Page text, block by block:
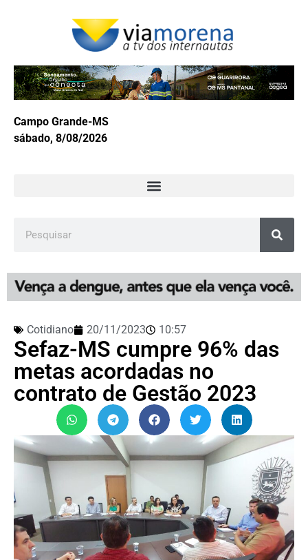
Campo Grande-MS
sábado, 8/08/2026
Cotidiano 20/11/2023 10:57
Sefaz-MS cumpre 96% das
metas acordadas no
contrato de Gestão 2023